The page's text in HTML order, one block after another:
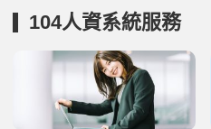
104人資系統服務